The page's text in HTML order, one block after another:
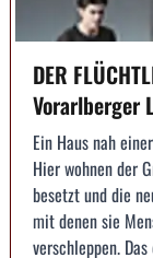
DER
Vorarlberger
Ein Haus nah
Hier wohnen der
besetzt und die
mit denen sie
verschleppen.